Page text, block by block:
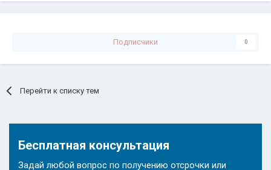
Подписчики 0
Перейти к списку тем
Бесплатная консультация
Задай любой вопрос по получению отсрочки или